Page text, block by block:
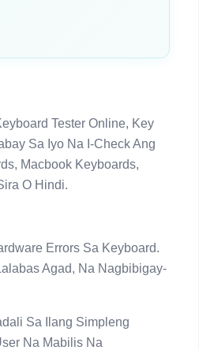
Tester Online, Key
Sa Iyo Na I-Check Ang
Macbook Keyboards,
O Hindi.
Errors Sa Keyboard.
Agad, Na Nagbibigay-
Sa Ilang Simpleng
Na Mabilis Na